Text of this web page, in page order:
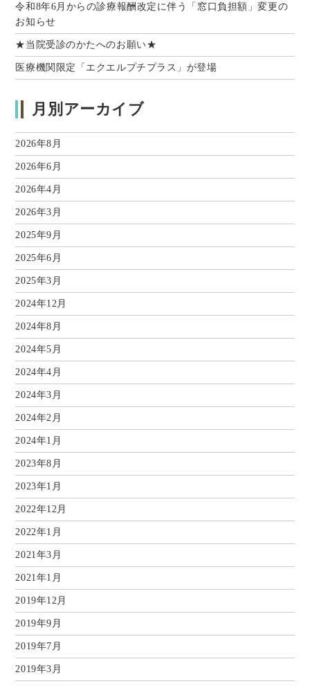
令和8年6月からの診療報酬改定に伴う「窓口負担額」変更の
お知らせ
★当院受診のかたへのお願い★
医療機関限定「エクエルプチプラス」が登場
月別アーカイブ
2026年8月
2026年6月
2026年4月
2026年3月
2025年9月
2025年6月
2025年3月
2024年12月
2024年8月
2024年5月
2024年4月
2024年3月
2024年2月
2024年1月
2023年8月
2023年1月
2022年12月
2022年1月
2021年3月
2021年1月
2019年12月
2019年9月
2019年7月
2019年3月